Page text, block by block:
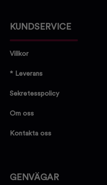
KUNDSERVICE
Villkor
* Leverans
Sekretesspolicy
Om oss
Kontakta oss
GENVÄGAR